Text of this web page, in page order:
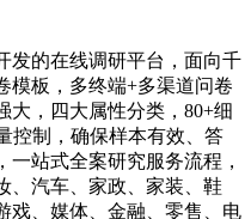
发的在线调研平台，面向千
模板，多终端+多渠道问卷
大，四大属性分类，80+细
控制，确保样本有效、答
站式全案研究服务流程，
、汽车、家政、家装、鞋
戏、媒体、金融、零售、电